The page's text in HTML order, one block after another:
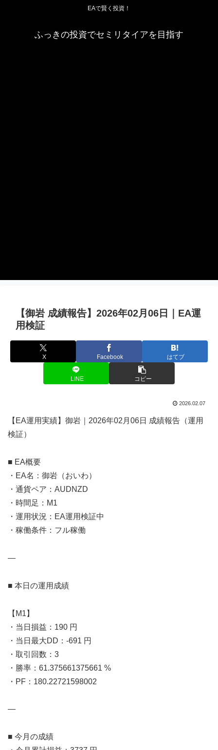
EAで賢く投資！
ふっきの投資でセミリタイアを目指す
【御岩 成績報告】2026年02月06日｜EA運
用検証
X Facebook はてブ
LINE コピー
2026.02.07
【EA運用実績】御岩｜2026年02月06日 成績報告（運用
検証）
■ EA概要
・EA名：御岩（おいわ）
・通貨ペア：AUDNZD
・時間足：M1
・運用状況：EA運用検証中
・稼働条件：フル稼働
—
■ 本日の運用成績
【M1】
・当日損益：190 円
・当日最大DD：-691 円
・取引回数：3
・勝率：61.375661375661 %
・PF：180.22721598002
—
■ 今月の成績